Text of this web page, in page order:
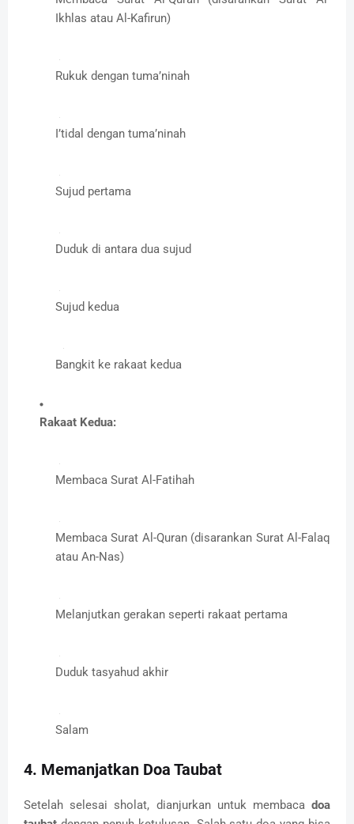
Ikhlas atau Al-Kafirun)
Rukuk dengan tuma’ninah
I’tidal dengan tuma’ninah
Sujud pertama
Duduk di antara dua sujud
Sujud kedua
Bangkit ke rakaat kedua
Rakaat Kedua:
Membaca Surat Al-Fatihah
Membaca Surat Al-Quran (disarankan Surat Al-Falaq
atau An-Nas)
Melanjutkan gerakan seperti rakaat pertama
Duduk tasyahud akhir
Salam
4. Memanjatkan Doa Taubat
Setelah selesai sholat, dianjurkan untuk membaca doa